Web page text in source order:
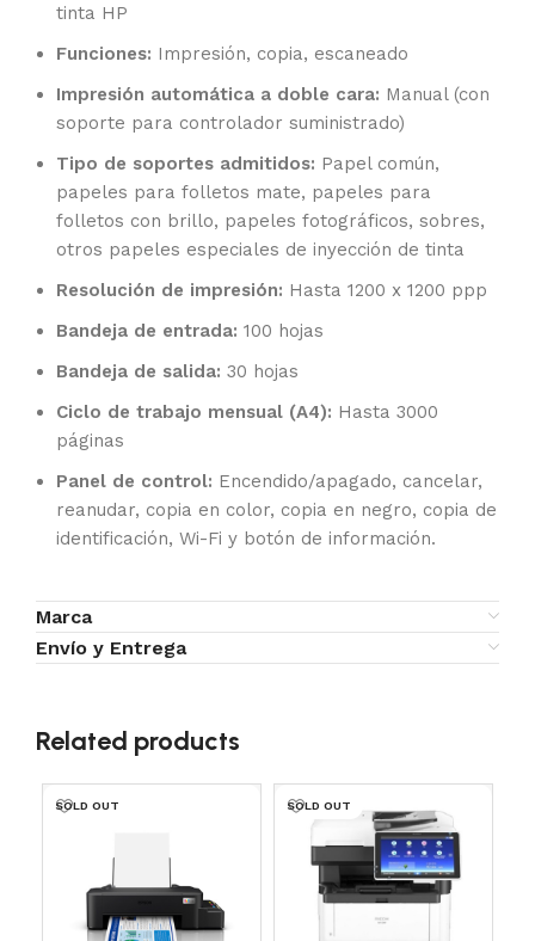
tinta HP
Funciones: Impresión, copia, escaneado
Impresión automática a doble cara: Manual (con
soporte para controlador suministrado)
Tipo de soportes admitidos: Papel común,
papeles para folletos mate, papeles para
folletos con brillo, papeles fotográficos, sobres,
otros papeles especiales de inyección de tinta
Resolución de impresión: Hasta 1200 x 1200 ppp
Bandeja de entrada: 100 hojas
Bandeja de salida: 30 hojas
Ciclo de trabajo mensual (A4): Hasta 3000
páginas
Panel de control: Encendido/apagado, cancelar,
reanudar, copia en color, copia en negro, copia de
identificación, Wi-Fi y botón de información.
Marca
Envío y Entrega
Related products
SOLD OUT SOLD OUT